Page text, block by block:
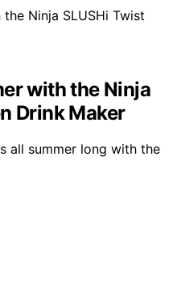
with the Ninja
Drink Maker
all summer long with the